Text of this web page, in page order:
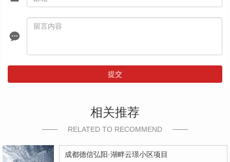
提交
相关推荐
RELATED TO RECOMMEND
成都德信弘阳·湖畔云璟小区项目